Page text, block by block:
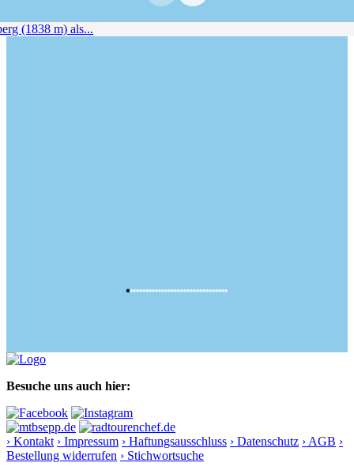
Besuche uns auch hier:
› Kontakt › Impressum › Haftungsausschluss › Datenschutz › AGB ›
Bestellung widerrufen › Stichwortsuche